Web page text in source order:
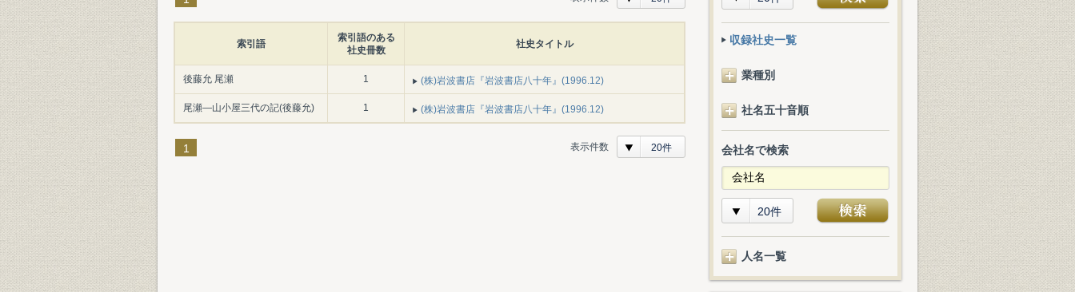
索引語
索引語のある
社史冊数
社史タイトル
後藤允 尾瀬 1 (株)岩波書店『岩波書店八十年』(1996.12)
尾瀬―山小屋三代の記(後藤允) 1 (株)岩波書店『岩波書店八十年』(1996.12)
1 表示件数 20件
収録社史一覧
業種別
社名五十音順
会社名で検索
20件
人名一覧